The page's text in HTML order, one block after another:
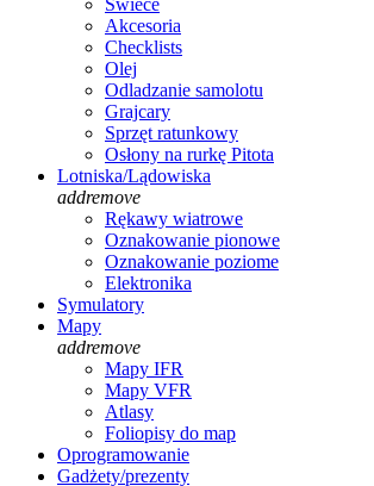
Świece
Akcesoria
Checklists
Olej
Odladzanie samolotu
Grajcary
Sprzęt ratunkowy
Osłony na rurkę Pitota
Lotniska/Lądowiska
addremove
Rękawy wiatrowe
Oznakowanie pionowe
Oznakowanie poziome
Elektronika
Symulatory
Mapy
addremove
Mapy IFR
Mapy VFR
Atlasy
Foliopisy do map
Oprogramowanie
Gadżety/prezenty